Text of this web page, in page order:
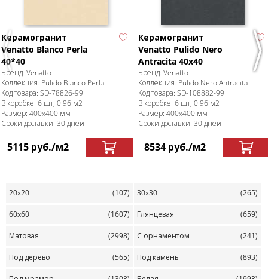
Previous
Керамогранит
Venatto Blanco Perla
40*40
Бренд: Venatto
Коллекция: Pulido Blanco Perla
Код товара: SD-78826-99
В коробке: 6 шт, 0.96 м2
Размер: 400x400 мм
Сроки доставки: 30 дней
5115 руб./м2
Керамогранит
Venatto Pulido Nero
Antracita 40х40
Бренд: Venatto
Коллекция: Pulido Nero Antracita
Код товара: SD-108882-99
В коробке: 6 шт, 0.96 м2
Размер: 400x400 мм
Сроки доставки: 30 дней
8534 руб./м2
20x20 (107) 30x30 (265)
60x60 (1607) Глянцевая (659)
Матовая (2998) С орнаментом (241)
Под дерево (565) Под камень (893)